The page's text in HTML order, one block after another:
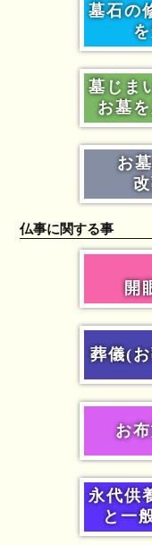
墓石の
墓じま
お墓
お
仏事に関する事
開
葬儀(
お
永代供
と一